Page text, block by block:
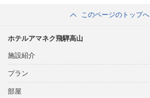
このページのトップへ
ホテルアマネク飛騨高山
施設紹介
プラン
部屋